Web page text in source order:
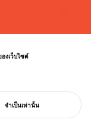
ครื่องเคลือบแล็กเกอร์เอชิเซ็น
อุตสาหกรรมงานฝีมือแบบ
งเว็บไซต์
จำเป็นเท่านั้น